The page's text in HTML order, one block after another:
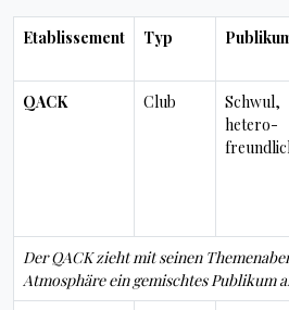
Etablissement Typ
QACK
Club
Schwul,
hetero-
Der QACK zieht mit seinen
Atmosphäre ein gemischtes Publikum